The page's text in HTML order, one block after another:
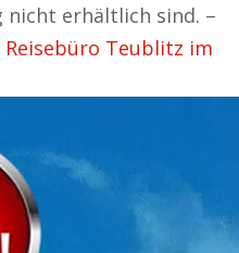
nicht erhältlich sind. –
Teublitz im